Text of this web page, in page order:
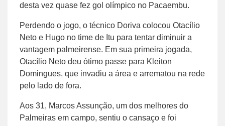
desta vez quase fez gol olímpico no Pacaembu.
Perdendo o jogo, o técnico Doriva colocou Otacílio
Neto e Hugo no time de Itu para tentar diminuir a
vantagem palmeirense. Em sua primeira jogada,
Otacílio Neto deu ótimo passe para Kleiton
Domingues, que invadiu a área e arrematou na rede
pelo lado de fora.
Aos 31, Marcos Assunção, um dos melhores do
Palmeiras em campo, sentiu o cansaço e foi